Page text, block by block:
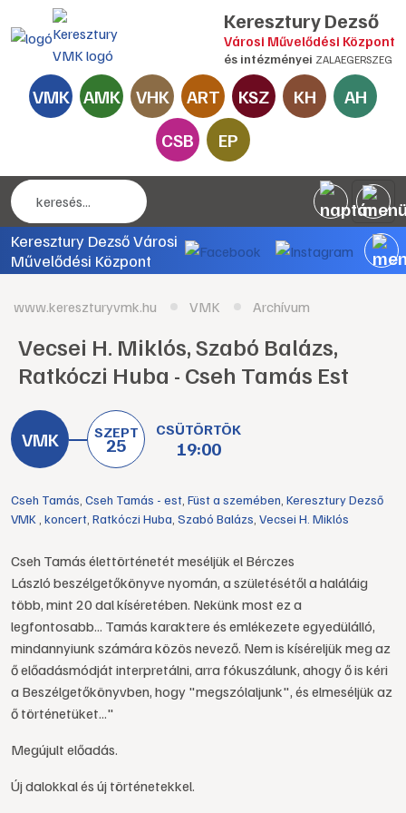
Keresztury Dezső
Városi Művelődési Központ
és intézményei ZALAEGERSZEG
VMK AMK VHK ART KSZ KH
AH
CSB
EP
Keresztury Dezső Városi
Művelődési Központ
www.kereszturyvmk.hu VMK Archívum
Vecsei H. Miklós, Szabó Balázs,
Ratkóczi Huba - Cseh Tamás Est
SZEPT
25
CSÜTÖRTÖK
19:00
Cseh Tamás Cseh Tamás - est Füst a szemében Keresztury Dezső
VMK koncert Ratkóczi Huba Szabó Balázs Vecsei H. Miklós
Cseh Tamás élettörténetét meséljük el Bérczes
László beszélgetőkönyve nyomán, a születésétől a haláláig
több, mint 20 dal kíséretében. Nekünk most ez a
legfontosabb... Tamás karaktere és emlékezete egyedülálló,
mindannyiunk számára közös nevező. Nem is kíséreljük meg az
ő előadásmódját interpretálni, arra fókuszálunk, ahogy ő is kéri
a Beszélgetőkönyvben, hogy "megszólaljunk", és elmeséljük az
ő történetüket..."
Megújult előadás.
Új dalokkal és új történetekkel.